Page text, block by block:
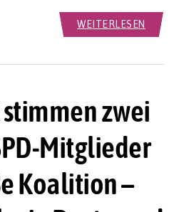
WEITERLESEN
zwei
Mitglieder
Koalition –